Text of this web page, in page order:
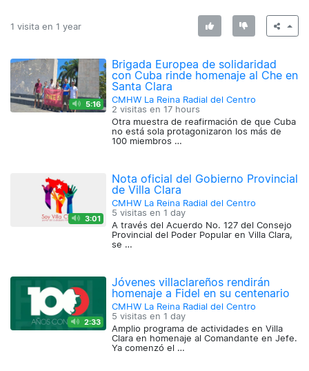
1 visita en 1 year
5:16
Brigada Europea de solidaridad
con Cuba rinde homenaje al Che en
Santa Clara
CMHW La Reina Radial del Centro
2 visitas en 17 hours
Otra muestra de reafirmación de que Cuba
no está sola protagonizaron los más de
100 miembros …
3:01
Nota oficial del Gobierno Provincial
de Villa Clara
CMHW La Reina Radial del Centro
5 visitas en 1 day
A través del Acuerdo No. 127 del Consejo
Provincial del Poder Popular en Villa Clara,
se …
2:33
Jóvenes villaclareños rendirán
homenaje a Fidel en su centenario
CMHW La Reina Radial del Centro
5 visitas en 1 day
Amplio programa de actividades en Villa
Clara en homenaje al Comandante en Jefe.
Ya comenzó el …